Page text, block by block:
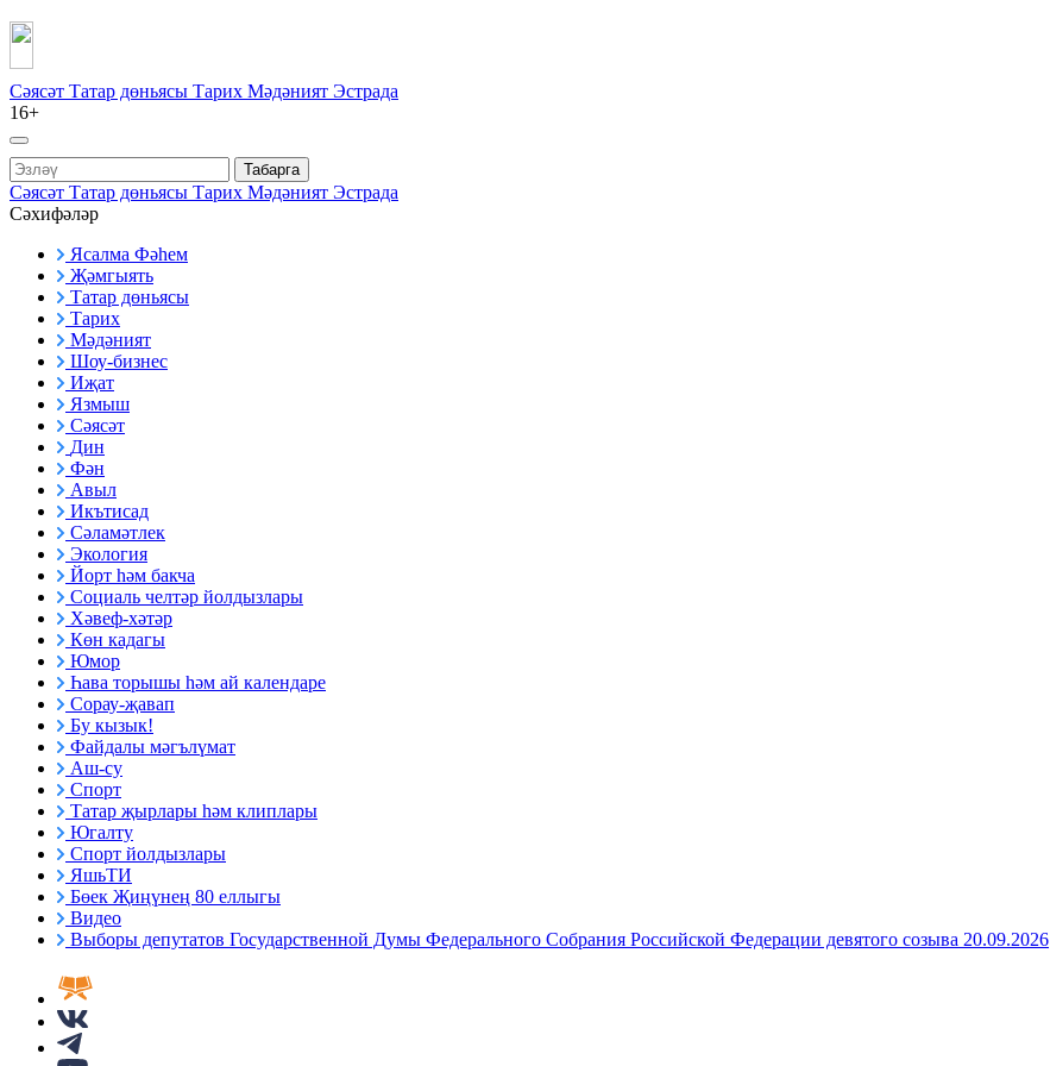
Сәясәт Татар дөньясы Тарих Мәдәният Эстрада
16+
Табарга
Сәясәт Татар дөньясы Тарих Мәдәният Эстрада
Сәхифәләр
Ясалма Фәһем
Җәмгыять
Татар дөньясы
Тарих
Мәдәният
Шоу-бизнес
Иҗат
Язмыш
Сәясәт
Дин
Фән
Авыл
Икътисад
Сәламәтлек
Экология
Йорт һәм бакча
Социаль челтәр йолдызлары
Хәвеф-хәтәр
Көн кадагы
Юмор
Һава торышы һәм ай календаре
Сорау-җавап
Бу кызык!
Файдалы мәгълүмат
Аш-су
Спорт
Татар җырлары һәм клиплары
Югалту
Спорт йолдызлары
ЯшьТИ
Бөек Җиңүнең 80 еллыгы
Видео
Выборы депутатов Государственной Думы Федерального Собрания Российской Федерации девятого созыва 20.09.2026